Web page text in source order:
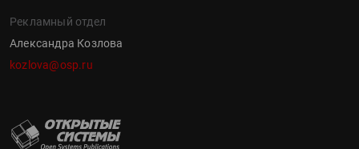
Рекламный отдел
Александра Козлова
kozlova@osp.ru